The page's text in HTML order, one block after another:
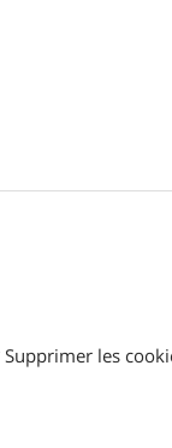
Supprimer les